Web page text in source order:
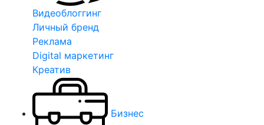
Видеоблоггинг
Личный бренд
Реклама
Digital маркетинг
Креатив
Бизнес